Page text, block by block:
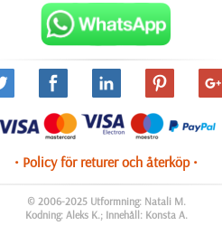
• Policy för returer och återköp •
© 2006-2025 Utformning: Natali M.
Kodning: Aleks K.; Innehåll: Konsta A.